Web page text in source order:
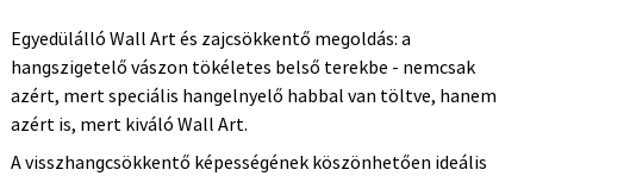
Egyedülálló Wall Art és zajcsökkentő megoldás: a
hangszigetelő vászon tökéletes belső terekbe - nemcsak
azért, mert speciális hangelnyelő habbal van töltve, hanem
azért is, mert kiváló Wall Art.
A visszhangcsökkentő képességének köszönhetően ideális